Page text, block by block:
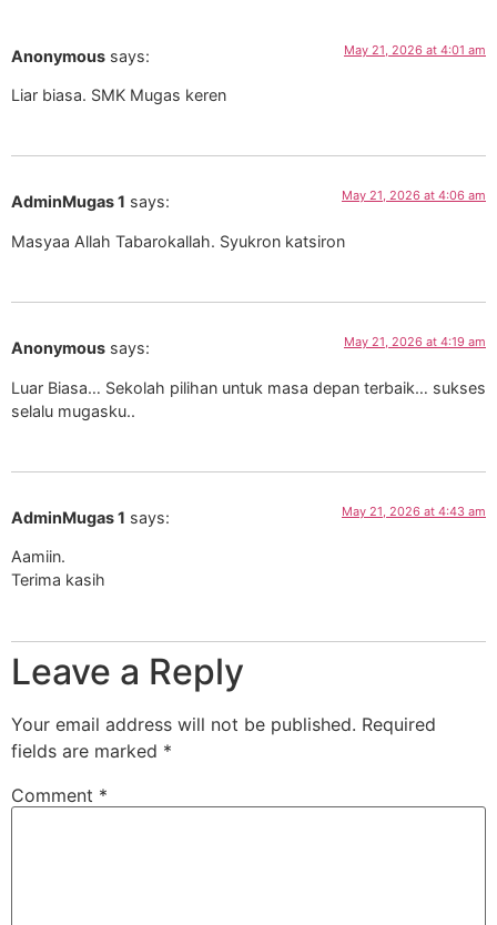
Anonymous says: May 21, 2026 at 4:01 am
Liar biasa. SMK Mugas keren
AdminMugas 1 says: May 21, 2026 at 4:06 am
Masyaa Allah Tabarokallah. Syukron katsiron
Anonymous says: May 21, 2026 at 4:19 am
Luar Biasa… Sekolah pilihan untuk masa depan terbaik… sukses
selalu mugasku..
AdminMugas 1 says: May 21, 2026 at 4:43 am
Aamiin.
Terima kasih
Leave a Reply
Your email address will not be published. Required
fields are marked *
Comment *